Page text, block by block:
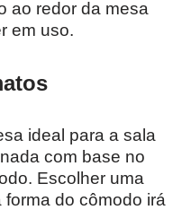
ao redor da mesa
em uso.
ideal para a sala
com base no
Escolher uma
do cômodo irá